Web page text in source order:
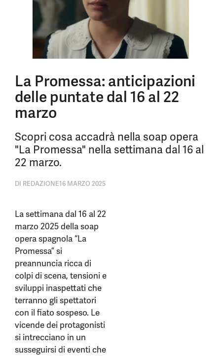
La Promessa: anticipazioni
delle puntate dal 16 al 22
marzo
Scopri cosa accadrà nella soap opera
"La Promessa" nella settimana dal 16 al
22 marzo.
DI REDAZIONE16 MARZO 2025
La settimana dal 16 al 22
marzo 2025 della soap
opera spagnola “La
Promessa” si
preannuncia ricca di
colpi di scena, tensioni e
sviluppi inaspettati che
terranno gli spettatori
con il fiato sospeso. Le
vicende dei protagonisti
si intrecciano in un
susseguirsi di eventi che